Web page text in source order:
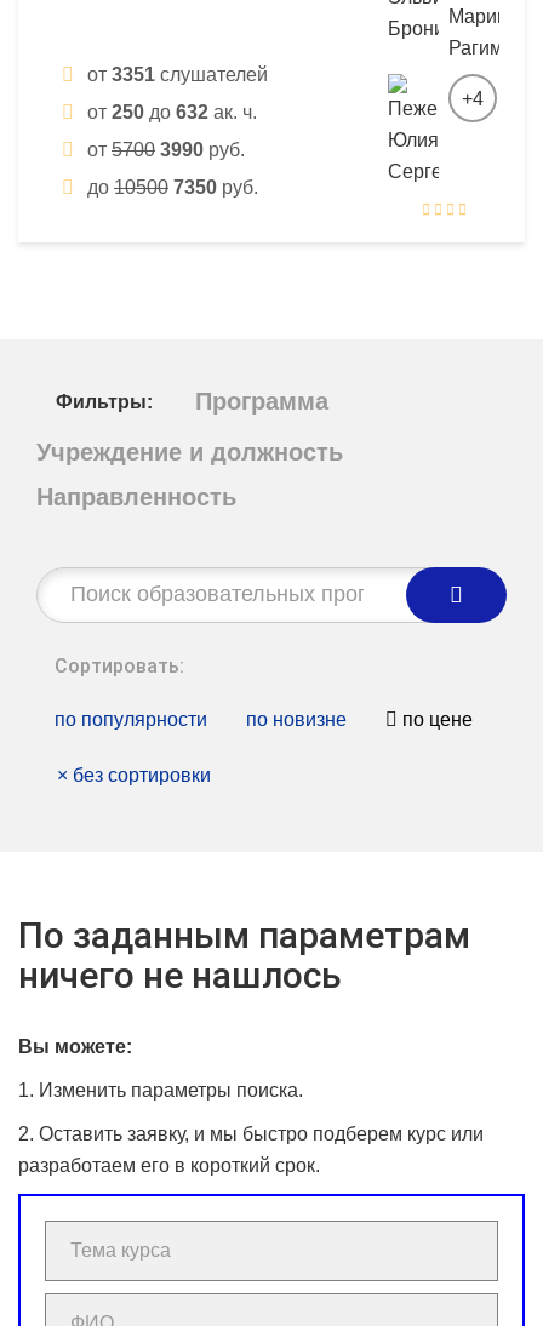
от 3351 слушателей
от 250 до 632 ак. ч.
от 5700 3990 руб.
до 10500 7350 руб.
+4
Фильтры:
Программа
Учреждение и должность
Направленность
Строка
поиска:
Сортировать:
по популярности по новизне по цене
× без сортировки
По заданным параметрам
ничего не нашлось
Вы можете:
1. Изменить параметры поиска.
2. Оставить заявку, и мы быстро подберем курс или
разработаем его в короткий срок.